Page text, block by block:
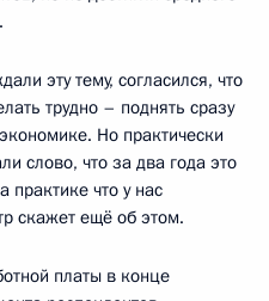
эту тему, согласился, что
трудно – поднять сразу
Но практически
слово, что за два года это
практике что у нас
скажет ещё об этом.
платы в конце